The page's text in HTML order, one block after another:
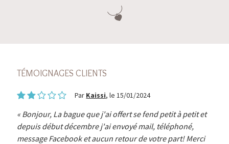
TÉMOIGNAGES CLIENTS
Par Kaissi, le 15/01/2024
Bonjour, La bague que j'ai offert se fend petit à petit et
depuis début décembre j'ai envoyé mail, téléphoné,
message Facebook et aucun retour de votre part! Merci